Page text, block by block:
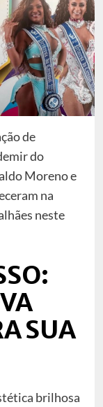
de
do
Moreno e
na
neste
SUA
brilhosa